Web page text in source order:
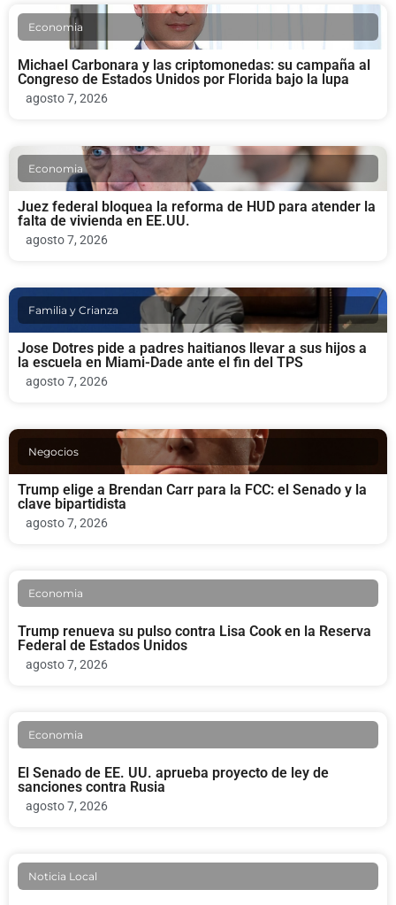
Economia
Michael Carbonara y las criptomonedas: su campaña al
Congreso de Estados Unidos por Florida bajo la lupa
agosto 7, 2026
Economia
Juez federal bloquea la reforma de HUD para atender la
falta de vivienda en EE.UU.
agosto 7, 2026
Familia y Crianza
Jose Dotres pide a padres haitianos llevar a sus hijos a
la escuela en Miami-Dade ante el fin del TPS
agosto 7, 2026
Negocios
Trump elige a Brendan Carr para la FCC: el Senado y la
clave bipartidista
agosto 7, 2026
Economia
Trump renueva su pulso contra Lisa Cook en la Reserva
Federal de Estados Unidos
agosto 7, 2026
Economia
El Senado de EE. UU. aprueba proyecto de ley de
sanciones contra Rusia
agosto 7, 2026
Noticia Local